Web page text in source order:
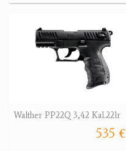
Walther PP22Q 3,42 Kal.22lr
535 €